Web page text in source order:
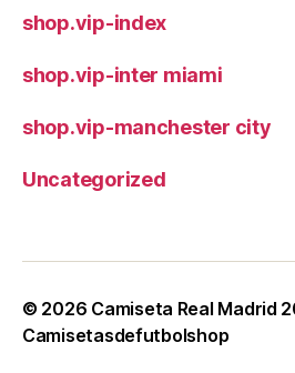
shop.vip-index
shop.vip-inter miami
shop.vip-manchester city
Uncategorized
© 2026 Camiseta Real Madrid
Camisetasdefutbolshop